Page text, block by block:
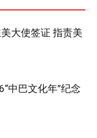
大使签证 指责美
中巴文化年”纪念